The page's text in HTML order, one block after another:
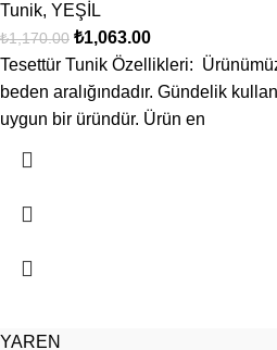
Tunik, YEŞİL
₺1,170.00 ₺1,063.00
Tesettür Tunik Özellikleri:
beden aralığındadır. Gündelik
uygun bir üründür. Ürün en
YAREN